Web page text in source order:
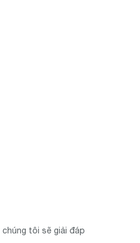
chúng tôi sẽ giải đáp